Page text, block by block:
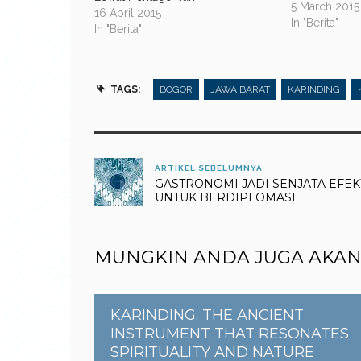
16 April 2015
In "Berita"
Bogor.
semalam
Shahlan
5 March 2015
In "Berita"
TAGS: BOGOR JAWA BARAT KARINDING
ARTIKEL SEBELUMNYA
GASTRONOMI JADI SENJATA
UNTUK BERDIPLOMASI
MUNGKIN ANDA JUGA
KARINDING: THE ANCIENT
INSTRUMENT THAT RESONATES
SPIRITUALITY AND NATURE